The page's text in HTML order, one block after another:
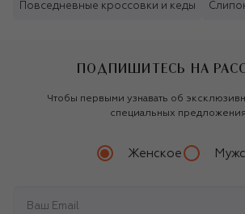
Повседневные кроссовки и кеды
ПОДПИШИТЕСЬ НА
Чтобы первыми узнавать об
специальных
Женское